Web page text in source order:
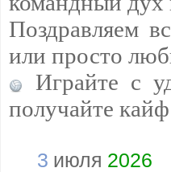
Поздравляем
или просто
Играйте с
получайте
3 июля 2026